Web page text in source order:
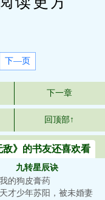
下—页
下一章
回顶部↑
》的书友还喜欢看
九转星辰诀
的狗皮膏药
才少年苏阳，被未婚妻